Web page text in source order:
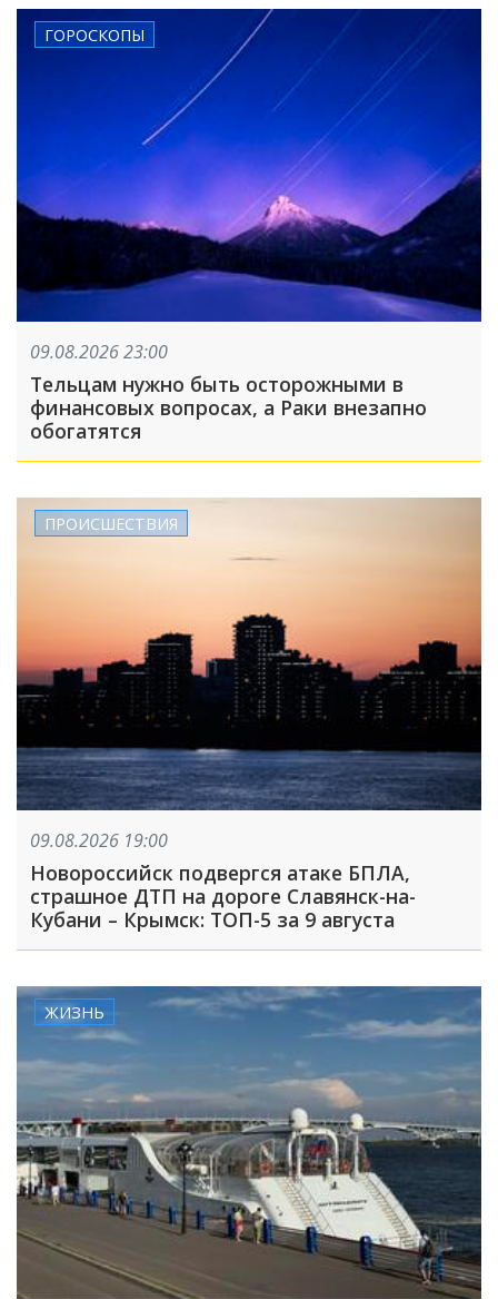
ГОРОСКОПЫ
09.08.2026 23:00
Тельцам нужно быть осторожными в
финансовых вопросах, а Раки внезапно
обогатятся
ПРОИСШЕСТВИЯ
09.08.2026 19:00
Новороссийск подвергся атаке БПЛА,
страшное ДТП на дороге Славянск-на-
Кубани – Крымск: ТОП-5 за 9 августа
ЖИЗНЬ